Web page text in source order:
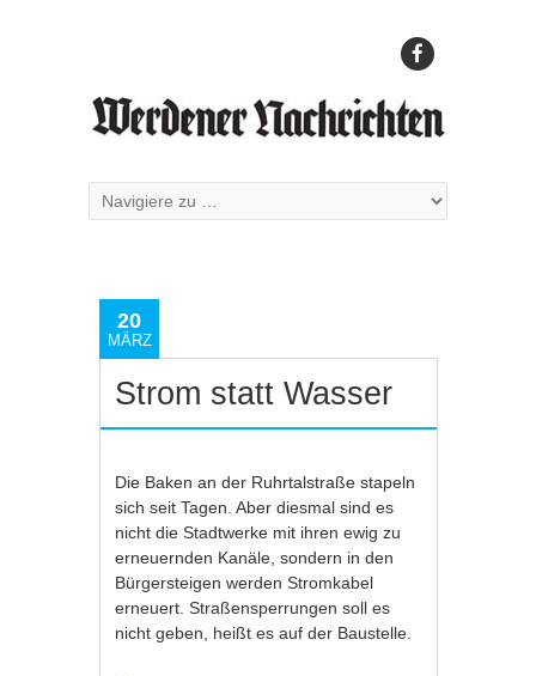
20
MÄRZ
Strom statt Wasser
Die Baken an der Ruhrtalstraße stapeln
sich seit Tagen. Aber diesmal sind es
nicht die Stadtwerke mit ihren ewig zu
erneuernden Kanäle, sondern in den
Bürgersteigen werden Stromkabel
erneuert. Straßensperrungen soll es
nicht geben, heißt es auf der Baustelle.